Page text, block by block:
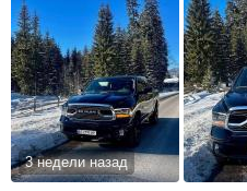
3 недели назад